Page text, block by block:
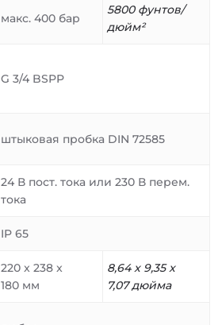
макс. 400 бар
5800 фунтов/
дюйм²
G 3/4 BSPP
штыковая пробка DIN 72585
24 В пост. тока или 230 В перем.
тока
IP 65
220 x 238 x
180 мм
8,64 x 9,35 x
7,07 дюйма